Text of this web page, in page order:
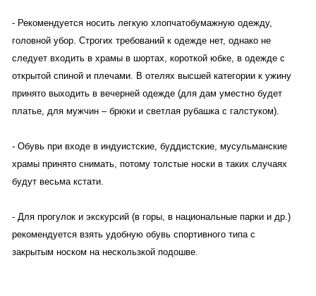
- Рекомендуется носить легкую хлопчатобумажную одежду,
головной убор. Строгих требований к одежде нет, однако не
следует входить в храмы в шортах, короткой юбке, в одежде с
открытой спиной и плечами. В отелях высшей категории к ужину
принято выходить в вечерней одежде (для дам уместно будет
платье, для мужчин – брюки и светлая рубашка с галстуком).
- Обувь при входе в индуистские, буддистские, мусульманские
храмы принято снимать, потому толстые носки в таких случаях
будут весьма кстати.
- Для прогулок и экскурсий (в горы, в национальные парки и др.)
рекомендуется взять удобную обувь спортивного типа с
закрытым носком на нескользкой подошве.